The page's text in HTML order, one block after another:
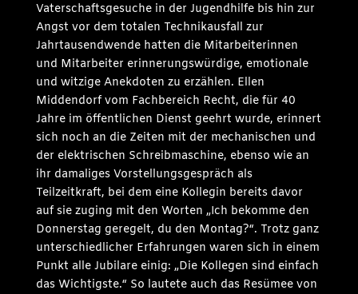
Vaterschaftsgesuche in der Jugendhilfe bis hin zur
Angst vor dem totalen Technikausfall zur
Jahrtausendwende hatten die Mitarbeiterinnen
und Mitarbeiter erinnerungswürdige, emotionale
und witzige Anekdoten zu erzählen. Ellen
Middendorf vom Fachbereich Recht, die für 40
Jahre im öffentlichen Dienst geehrt wurde, erinnert
sich noch an die Zeiten mit der mechanischen und
der elektrischen Schreibmaschine, ebenso wie an
ihr damaliges Vorstellungsgespräch als
Teilzeitkraft, bei dem eine Kollegin bereits davor
auf sie zuging mit den Worten „Ich bekomme den
Donnerstag geregelt, du den Montag?“. Trotz ganz
unterschiedlicher Erfahrungen waren sich in einem
Punkt alle Jubilare einig: „Die Kollegen sind einfach
das Wichtigste.“ So lautete auch das Resümee von